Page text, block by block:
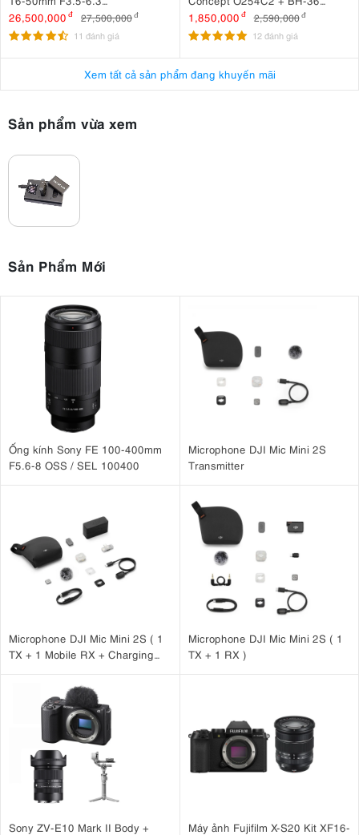
VR Nhập khẩu
26,500,000 đ 27,500,000đ
11 đánh giá
KF09.123
1,850,000 đ 2,590,000 đ
12 đánh giá
Xem tất cả sản phẩm đang khuyến mãi
Sản phẩm vừa xem
Sản Phẩm Mới
Ống kính Sony FE 100-400mm
F5.6-8 OSS / SEL 100400
Microphone DJI Mic Mini 2S
Transmitter
Microphone DJI Mic Mini 2S ( 1
TX + 1 Mobile RX + Charging
Microphone DJI Mic Mini 2S ( 1
TX + 1 RX )
Sony ZV-E10 Mark II Body +
Máy ảnh Fujifilm X-S20 Kit XF16-